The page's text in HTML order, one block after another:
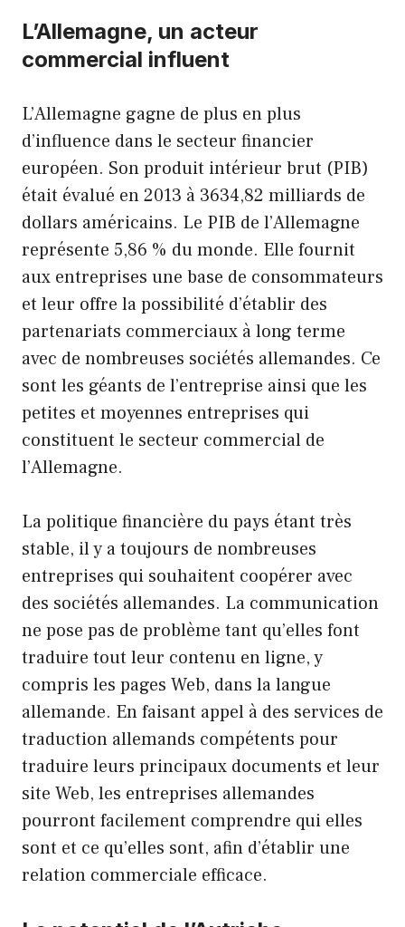
L’Allemagne, un acteur
commercial influent
L’Allemagne gagne de plus en plus
d’influence dans le secteur financier
européen. Son produit intérieur brut (PIB)
était évalué en 2013 à 3634,82 milliards de
dollars américains. Le PIB de l’Allemagne
représente 5,86 % du monde. Elle fournit
aux entreprises une base de consommateurs
et leur offre la possibilité d’établir des
partenariats commerciaux à long terme
avec de nombreuses sociétés allemandes. Ce
sont les géants de l’entreprise ainsi que les
petites et moyennes entreprises qui
constituent le secteur commercial de
l’Allemagne.
La politique financière du pays étant très
stable, il y a toujours de nombreuses
entreprises qui souhaitent coopérer avec
des sociétés allemandes. La communication
ne pose pas de problème tant qu’elles font
traduire tout leur contenu en ligne, y
compris les pages Web, dans la langue
allemande. En faisant appel à des services de
traduction allemands compétents pour
traduire leurs principaux documents et leur
site Web, les entreprises allemandes
pourront facilement comprendre qui elles
sont et ce qu’elles sont, afin d’établir une
relation commerciale efficace.